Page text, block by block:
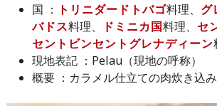
国 ： トリニダードトバゴ料理、 グ
バドス料理、 ドミニカ国料理、 セ
セントビンセントグレナディーン
現地表記 ：Pelau（現地の呼称）
概要 ：カラメル仕立ての肉炊き込